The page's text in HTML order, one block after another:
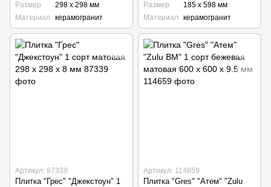
Размер
298 х 298 мм
Материал
керамогранит
Размер
185 х 598 мм
Материал
керамогранит
Артикул: 87339
Плитка "Грес" "Джекстоун" 1
Артикул: 114659
Плитка "Gres" "Атем" "Zulu